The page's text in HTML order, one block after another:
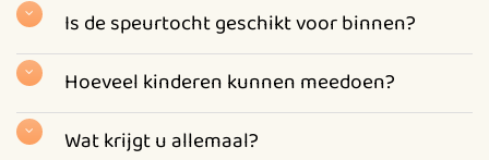
Is de speurtocht geschikt voor binnen?
Hoeveel kinderen kunnen meedoen?
Wat krijgt u allemaal?